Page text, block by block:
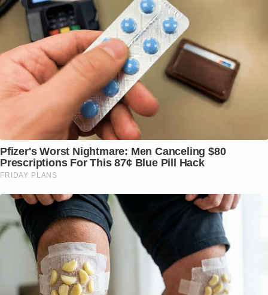
Pfizer's Worst Nightmare: Men Canceling $80
Prescriptions For This 87¢ Blue Pill Hack
FRIDAY PLANS